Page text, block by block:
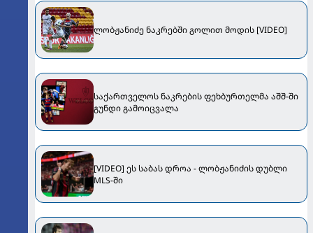
ლობჟანიძე ნაკრებში გოლით მოდის [VIDEO]
საქართველოს ნაკრების ფეხბურთელმა აშშ-ში
გუნდი გამოიცვალა
[VIDEO] ეს საბას დროა - ლობჟანიძის დუბლი
MLS-ში